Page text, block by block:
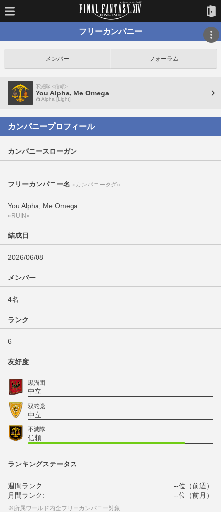
フリーカンパニー
メンバー フォーラム
不滅隊 <信頼>
You Alpha, Me Omega
Alpha [Light]
カンパニープロフィール
カンパニースローガン
フリーカンパニー名 «カンパニータグ»
You Alpha, Me Omega
«RUIN»
結成日
2026/06/08
メンバー
4名
ランク
6
友好度
黒渦団
中立
双蛇党
中立
不滅隊
信頼
ランキングステータス
週間ランク:
--位（前週）
月間ランク:
--位（前月）
※所属ワールド内全フリーカンパニー対象